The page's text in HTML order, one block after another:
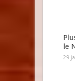
le
29